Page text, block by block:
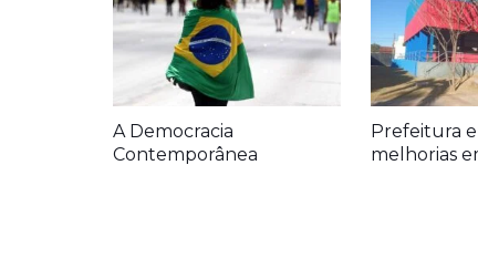
A Democracia
Contemporânea
Prefeitura
melhorias